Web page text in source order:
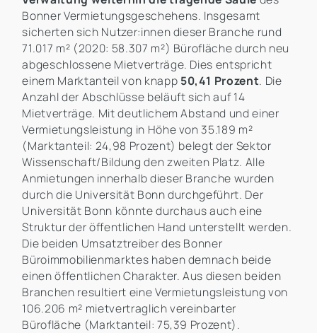
Bonner Vermietungsgeschehens. Insgesamt
sicherten sich Nutzer:innen dieser Branche rund
71.017 m² (2020: 58.307 m²) Bürofläche durch neu
abgeschlossene Mietverträge. Dies entspricht
einem Marktanteil von knapp 50,41 Prozent. Die
Anzahl der Abschlüsse beläuft sich auf 14
Mietverträge. Mit deutlichem Abstand und einer
Vermietungsleistung in Höhe von 35.189 m²
(Marktanteil: 24,98 Prozent) belegt der Sektor
Wissenschaft/Bildung den zweiten Platz. Alle
Anmietungen innerhalb dieser Branche wurden
durch die Universität Bonn durchgeführt. Der
Universität Bonn könnte durchaus auch eine
Struktur der öffentlichen Hand unterstellt werden.
Die beiden Umsatztreiber des Bonner
Büroimmobilienmarktes haben demnach beide
einen öffentlichen Charakter. Aus diesen beiden
Branchen resultiert eine Vermietungsleistung von
106.206 m² mietvertraglich vereinbarter
Bürofläche (Marktanteil: 75,39 Prozent).